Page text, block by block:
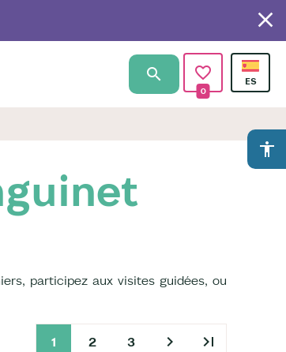
0
accessibility
participez aux visites guidées, ou
1 2 3 chevron_right last_page